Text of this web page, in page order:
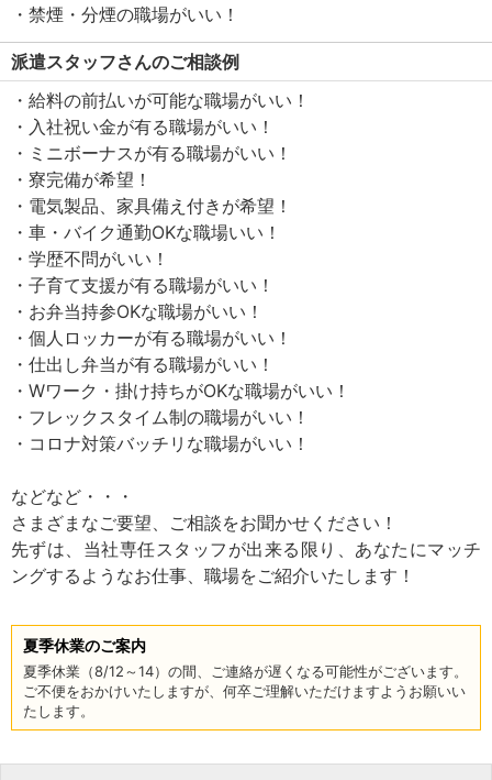
・禁煙・分煙の職場がいい！
派遣スタッフさんのご相談例
・給料の前払いが可能な職場がいい！
・入社祝い金が有る職場がいい！
・ミニボーナスが有る職場がいい！
・寮完備が希望！
・電気製品、家具備え付きが希望！
・車・バイク通勤OKな職場いい！
・学歴不問がいい！
・子育て支援が有る職場がいい！
・お弁当持参OKな職場がいい！
・個人ロッカーが有る職場がいい！
・仕出し弁当が有る職場がいい！
・Wワーク・掛け持ちがOKな職場がいい！
・フレックスタイム制の職場がいい！
・コロナ対策バッチリな職場がいい！
などなど・・・
さまざまなご要望、ご相談をお聞かせください！
先ずは、当社専任スタッフが出来る限り、あなたにマッチ
ングするようなお仕事、職場をご紹介いたします！
夏季休業のご案内
夏季休業（8/12～14）の間、ご連絡が遅くなる可能性がございます。
ご不便をおかけいたしますが、何卒ご理解いただけますようお願いい
たします。